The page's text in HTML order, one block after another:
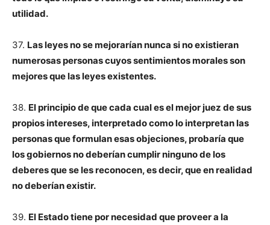
utilidad.
37. Las leyes no se mejorarían nunca si no existieran
numerosas personas cuyos sentimientos morales son
mejores que las leyes existentes.
38. El principio de que cada cual es el mejor juez de sus
propios intereses, interpretado como lo interpretan las
personas que formulan esas objeciones, probaría que
los gobiernos no deberían cumplir ninguno de los
deberes que se les reconocen, es decir, que en realidad
no deberían existir.
39. El Estado tiene por necesidad que proveer a la